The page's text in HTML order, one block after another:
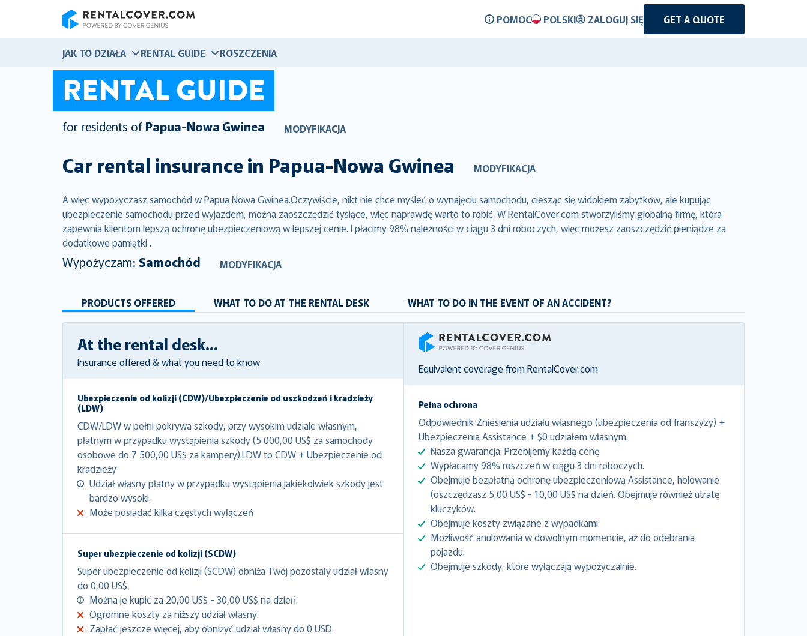
POMOC POLSKI ZALOGUJ SIĘ GET A QUOTE
JAK TO DZIAŁA RENTAL GUIDE ROSZCZENIA
RENTAL GUIDE
for residents of Papua-Nowa Gwinea MODYFIKACJA
Car rental insurance in Papua-Nowa Gwinea MODYFIKACJA
A więc wypożyczasz samochód w Papua Nowa Gwinea.Oczywiście, nikt nie chce myśleć o wynajęciu samochodu, ciesząc się widokiem zabytków, ale kupując
ubezpieczenie samochodu przed wyjazdem, można zaoszczędzić tysiące, więc naprawdę warto to robić. W RentalCover.com stworzyliśmy globalną firmę, która
zapewnia klientom lepszą ochronę ubezpieczeniową w lepszej cenie. I płacimy 98% należności w ciągu 3 dni roboczych, więc możesz zaoszczędzić pieniądze za
dodatkowe pamiątki .
Wypożyczam: Samochód MODYFIKACJA
PRODUCTS OFFERED WHAT TO DO AT THE RENTAL DESK WHAT TO DO IN THE EVENT OF AN ACCIDENT?
At the rental desk...
Insurance offered & what you need to know
Ubezpieczenie od kolizji (CDW)/Ubezpieczenie od uszkodzeń i kradzieży
(LDW)
CDW/LDW w pełni pokrywa szkody, przy wysokim udziale własnym,
płatnym w przypadku wystąpienia szkody (5 000,00 US$ za samochody
osobowe do 7 500,00 US$ za kampery).LDW to CDW + Ubezpieczenie od
kradzieży
Udział własny płatny w przypadku wystąpienia jakiekolwiek szkody jest
bardzo wysoki.
Może posiadać kilka częstych wyłączeń
Super ubezpieczenie od kolizji (SCDW)
Super ubezpieczenie od kolizji (SCDW) obniża Twój pozostały udział własny
do 0,00 US$.
Można je kupić za 20,00 US$ - 30,00 US$ na dzień.
Ogromne koszty za niższy udział własny.
Zapłać jeszcze więcej, aby obniżyć udział własny do 0 USD.
RentalCover
Equivalent coverage from RentalCover.com
Pełna ochrona
Odpowiednik Zniesienia udziału własnego (ubezpieczenia od franszyzy) +
Ubezpieczenia Assistance + $0 udziałem własnym.
Nasza gwarancja: Przebijemy każdą cenę.
Wypłacamy 98% roszczeń w ciągu 3 dni roboczych.
Obejmuje bezpłatną ochronę ubezpieczeniową Assistance, holowanie
(oszczędzasz 5,00 US$ - 10,00 US$ na dzień. Obejmuje również utratę
kluczyków.
Obejmuje koszty związane z wypadkami.
Możliwość anulowania w dowolnym momencie, aż do odebrania
pojazdu.
Obejmuje szkody, które wyłączają wypożyczalnie.